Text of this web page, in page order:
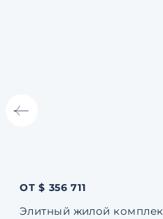
ОТ $ 356 711
Элитный жилой